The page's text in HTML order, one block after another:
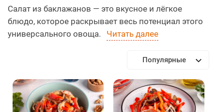
Салат из баклажанов — это вкусное и лёгкое
блюдо, которое раскрывает весь потенциал этого
универсального овоща.
Читать далее
Популярные